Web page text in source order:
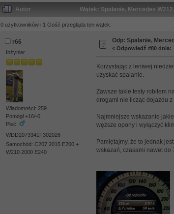
Autor Wątek: Spalanie, Mercedes
0 użytkowników i 1 Gość przegląda ten wątek.
r66
Inżynier
Wiadomości: 259
Pomógł +16/-0
Płeć:
WDD2073341F302026
Samochód: C207 2015 E200 +
W210 2000 E240
Odp: Spalanie,
« Odpowiedź #80 dnia:
Korzystając z leniwej
uzyskać spalanie.
Zawsze takie testy robiłem
drogami nie licząc dojazdu
Najmniejsze wskazanie
węższe opony i wyłączyć
Pamiętajmy, że to jednak
wskazań, czasami nawet do